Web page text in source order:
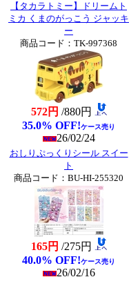
【タカラトミー】ドリームト
ミカ くまのがっこう ジャッキ
ー
商品コード：TK-997368
572円 /880円
35.0% OFF!ケース売り
26/02/24
おしりぷっくりシール スイー
ト
商品コード：BU-HI-255320
165円 /275円
40.0% OFF!ケース売り
26/02/16